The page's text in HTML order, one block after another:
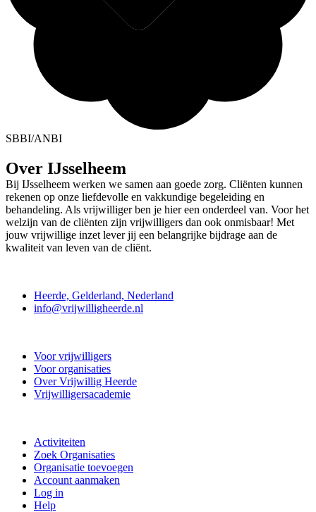
SBBI/ANBI
Over IJsselheem
Bij IJsselheem werken we samen aan goede zorg. Cliënten kunnen
rekenen op onze liefdevolle en vakkundige begeleiding en
behandeling. Als vrijwilliger ben je hier een onderdeel van. Voor het
welzijn van de cliënten zijn vrijwilligers dan ook onmisbaar! Met
jouw vrijwillige inzet lever jij een belangrijke bijdrage aan de
kwaliteit van leven van de cliënt.
Heerde, Gelderland, Nederland
info@vrijwilligheerde.nl
Voor vrijwilligers
Voor organisaties
Over Vrijwillig Heerde
Vrijwilligersacademie
Activiteiten
Zoek Organisaties
Organisatie toevoegen
Account aanmaken
Log in
Help